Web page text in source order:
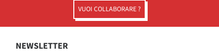
VUOI COLLABORARE ?
NEWSLETTER